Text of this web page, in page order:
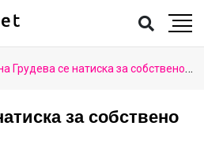
Грудева се натиска за собствено предаване
за собствено